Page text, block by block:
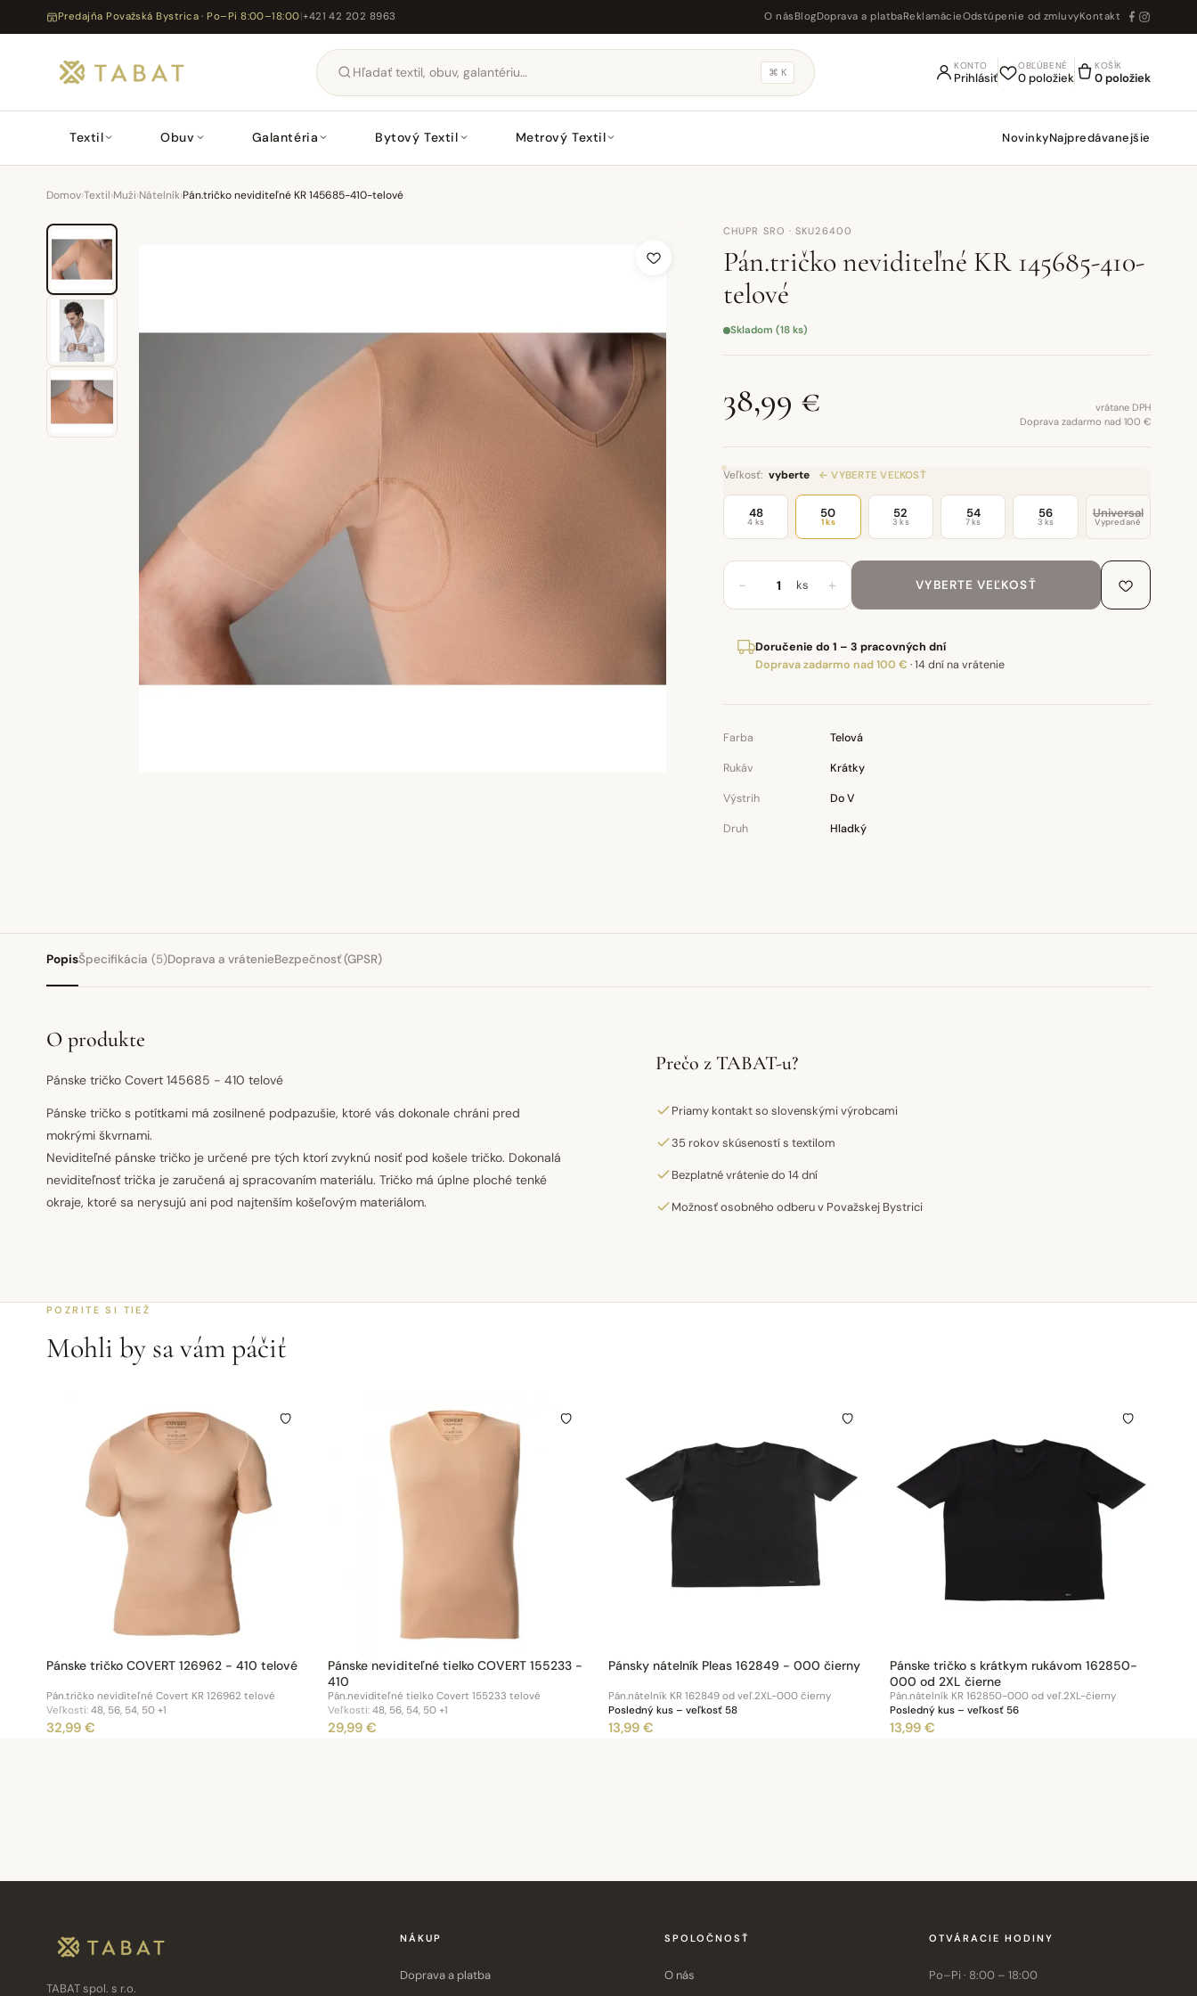
Predajňa Považská Bystrica · Po–Pi 8:00–18:00|+421 42 202 8963 O nás BlogDoprava a platbaReklamácieOdstúpenie od zmluvyKontakt
⌘ K
KONTO
Prihlásiť
OBĽÚBENÉ
0 položiek
KOŠÍK
0 položiek
Textil Obuv Galantéria Bytový Textil Metrový Textil NovinkyNajpredávanejšie
Domov›Textil›Muži›Nátelník›Pán.tričko neviditeľné KR 145685-410-telové
CHUPR SRO · SKU26400
Pán.tričko neviditeľné KR 145685-410-
telové
Skladom (18 ks)
38,99 €
vrátane DPH
Doprava zadarmo nad 100 €
Veľkosť: vyberte ← VYBERTE VEĽKOSŤ
48
4 ks
50
1 ks
52
3 ks
54
7 ks
56
3 ks
Universal
Vypredané
− ks + VYBERTE VEĽKOSŤ
Doručenie do 1 – 3 pracovných dní
Doprava zadarmo nad 100 € ·14 dní na vrátenie
Farba Telová
Rukáv Krátky
Výstrih Do V
Druh Hladký
PopisŠpecifikácia (5)Doprava a vrátenieBezpečnosť (GPSR)
O produkte
Pánske tričko Covert 145685 - 410 telové
Pánske tričko s potítkami má zosilnené podpazušie, ktoré vás dokonale chráni pred
mokrými škvrnami.
Neviditeľné pánske tričko je určené pre tých ktorí zvyknú nosiť pod košele tričko. Dokonalá
neviditeľnosť trička je zaručená aj spracovaním materiálu. Tričko má úplne ploché tenké
okraje, ktoré sa nerysujú ani pod najtenším košeľovým materiálom.
Prečo z TABAT-u?
Priamy kontakt so slovenskými výrobcami
35 rokov skúseností s textilom
Bezplatné vrátenie do 14 dní
Možnosť osobného odberu v Považskej Bystrici
POZRITE SI TIEŽ
Mohli by sa vám páčiť
Pánske tričko COVERT 126962 - 410 telové
Pán.tričko neviditeľné Covert KR 126962 telové
Veľkosti: 48, 56, 54, 50 +1
32,99 €
Pánske neviditeľné tielko COVERT 155233 -
410
Pán.neviditeľné tielko Covert 155233 telové
Veľkosti:48, 56, 54, 50+1
29,99 €
Pánsky nátelník Pleas 162849 - 000 čierny
Pán.nátelník KR 162849 od veľ.2XL-000 čierny
Posledný kus – veľkosť 58
13,99 €
Pánske tričko s krátkym rukávom 162850-
000 od 2XL čierne
Pán.nátelník KR 162850-000 od veľ.2XL-čierny
Posledný kus – veľkosť 56
13,99 €
TABAT spol. s r.o.
NÁKUP
Doprava a platba
SPOLOČNOSŤ
O nás
OTVÁRACIE HODINY
Po–Pi · 8:00 – 18:00